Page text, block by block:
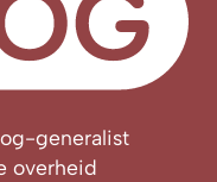
generalist
overheid